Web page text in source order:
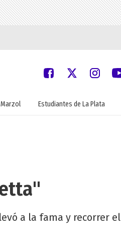
Estudiantes de La Plata
a la fama y recorrer el